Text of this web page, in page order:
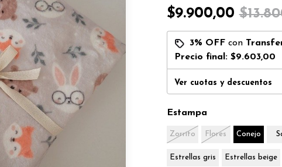
$9.900,00
3% OFFcon
Precio final: $9.603,00
Ver cuotas y descuentos
Estampa
Zorrito Flores Conejo
Estrellas gris Estrellas beige